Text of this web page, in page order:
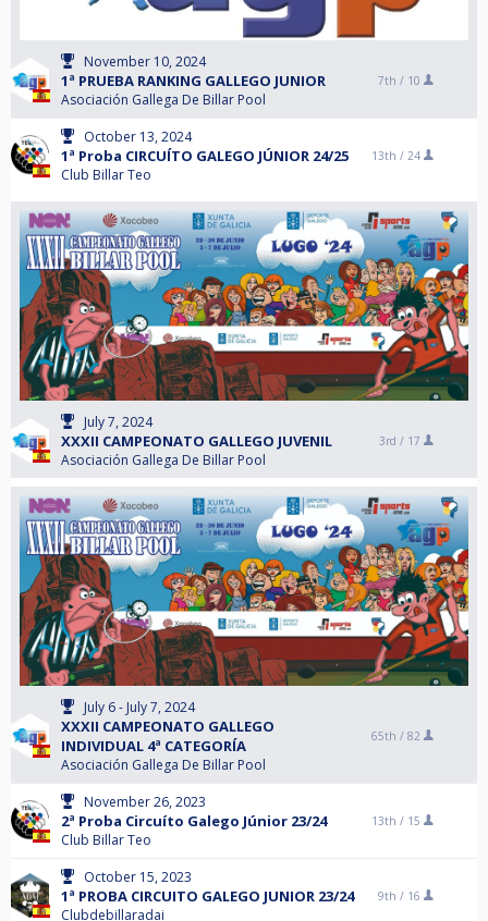
November 10, 2024
1ª PRUEBA RANKING GALLEGO JUNIOR
Asociación Gallega De Billar Pool
7th / 10
October 13, 2024
1ª Proba CIRCUÍTO GALEGO JÚNIOR 24/25
Club Billar Teo
13th / 24
July 7, 2024
XXXII CAMPEONATO GALLEGO JUVENIL
Asociación Gallega De Billar Pool
3rd / 17
July 6 - July 7, 2024
XXXII CAMPEONATO GALLEGO
INDIVIDUAL 4ª CATEGORÍA
Asociación Gallega De Billar Pool
65th / 82
November 26, 2023
2ª Proba Circuíto Galego Júnior 23/24
Club Billar Teo
13th / 15
October 15, 2023
1ª PROBA CIRCUITO GALEGO JUNIOR 23/24
Clubdebillaradai
9th / 16